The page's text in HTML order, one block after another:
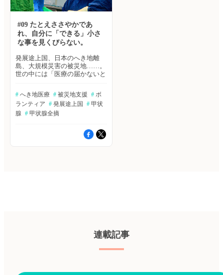
#09 たとえささやかであ
れ、自分に「できる」小さ
な事を見くびらない。
発展途上国、日本のへき地離
島、大規模災害の被災地……。
世の中には「医療の届かないと
ンハートはそんなところに、無
償で医療支援を行っています。
ボランティアとして参加した医
療従事者が、現地での活動内容
ンティア医師（活動地：ラオ
ス） むやみにあせってはいけ
てそのニーズに応えるために、
自分が「やりたい」ことではな
くて、自分が「できる」ことを
外科手術・腹部エコー・甲状腺
# へき地医療 # 被災地支援 # ボ
ランティア # 発展途上国 # 甲状
腺 # 甲状腺全摘
連載記事